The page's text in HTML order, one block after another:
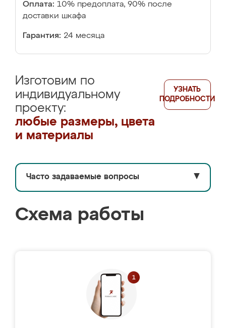
Оплата: 10% предоплата, 90% после
доставки шкафа
Гарантия: 24 месяца
Изготовим по
индивидуальному
проекту:
любые размеры, цвета
и материалы
УЗНАТЬ
ПОДРОБНОСТИ
Часто задаваемые вопросы ▼
Схема работы